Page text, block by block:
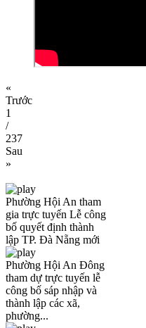
«
Trước
1
/
237
Sau
»
Phường Hội An tham
gia trực tuyến Lễ công
bố quyết định thành
lập TP. Đà Nẵng mới
Phường Hội An Đông
tham dự trực tuyến lễ
công bố sáp nhập và
thành lập các xã,
phường...